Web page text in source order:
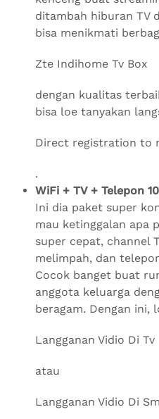
ditambah hiburan TV
bisa menikmati
Zte Indihome Tv Box
dengan kualitas
bisa loe tanyakan
Direct registration to
.
WiFi + TV + Telepon
Ini dia paket super
mau ketinggalan apa
super cepat, channel
melimpah, dan
Cocok banget buat
anggota keluarga
beragam. Dengan ini,
Langganan Vidio Di Tv
atau
Langganan Vidio Di